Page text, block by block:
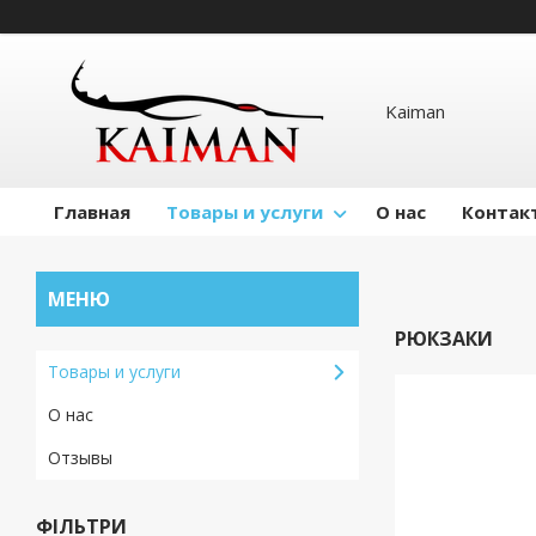
Kaiman
Главная Товары и услуги О нас
РЮКЗАКИ
Товары и услуги
О нас
Отзывы
ФІЛЬТРИ